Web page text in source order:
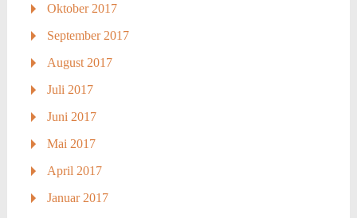
Oktober 2017
September 2017
August 2017
Juli 2017
Juni 2017
Mai 2017
April 2017
Januar 2017